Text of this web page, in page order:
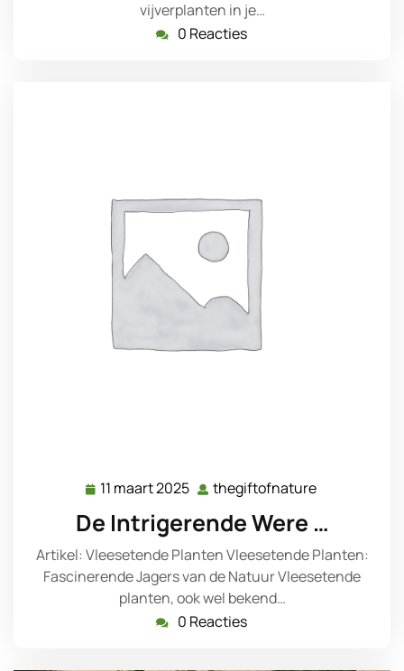
vijverplanten in je…
0 Reacties
11 maart 2025 11
maart
2025
thegiftofnature
De Intrigerende Were …
Artikel: Vleesetende Planten Vleesetende Planten:
Fascinerende Jagers van de Natuur Vleesetende
planten, ook wel bekend…
0 Reacties